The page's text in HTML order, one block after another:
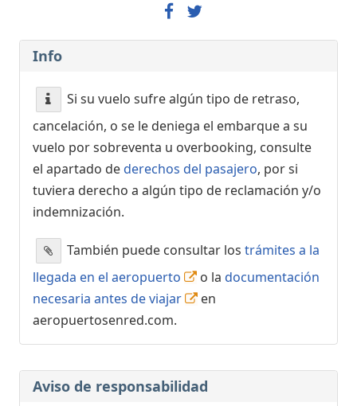
Info
Si su vuelo sufre algún tipo de retraso,
cancelación, o se le deniega el embarque a su
vuelo por sobreventa u overbooking, consulte
el apartado dederechos del pasajero, por si
tuviera derecho a algún tipo de reclamación y/o
indemnización.
También puede consultar los trámites a la
llegada en el aeropuerto
o la documentación
necesaria antes de viajar
en
aeropuertosenred.com.
Aviso de responsabilidad